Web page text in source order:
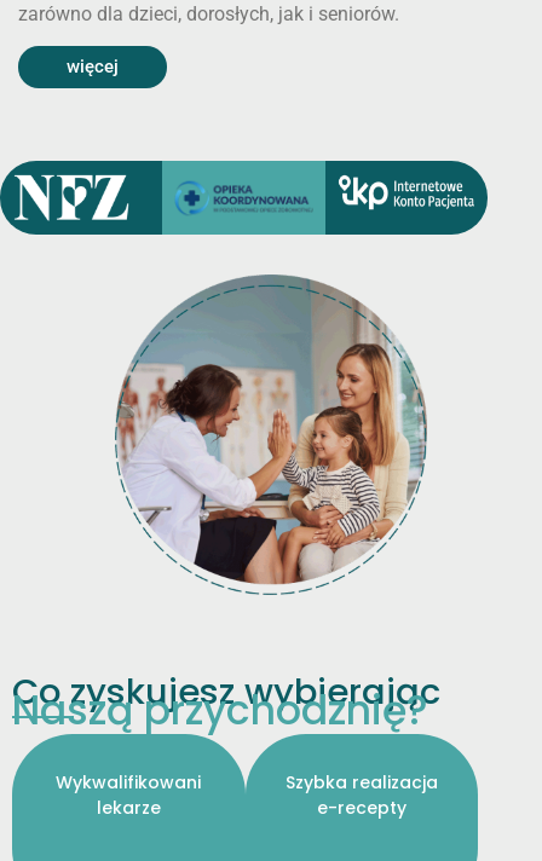
zarówno dla dzieci, dorosłych, jak i seniorów.
więcej
Co zyskujesz wybierając
Naszą przychodznię?
Wykwalifikowani
lekarze
Szybka realizacja
e-recepty